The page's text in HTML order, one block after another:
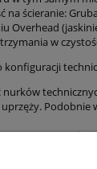
na ścieranie:
Overhead
w
konfiguracji
nurków
Podobnie
gumowe z